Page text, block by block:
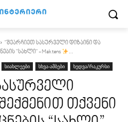
"შეარჩიეთ სასურველი დიზაინი და
"სახლი" - Maktens
...
სიახლეები სხვა-ამბები ხედვა/რაკურსი
თქვენი